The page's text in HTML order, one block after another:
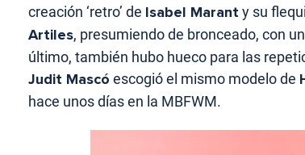
creación ‘retro’ de Isabel Maranty su
Artiles, presumiendo de bronceado, con
último, también hubo hueco para las
Judit Mascó escogió el mismo modelo de
hace unos días en la MBFWM.